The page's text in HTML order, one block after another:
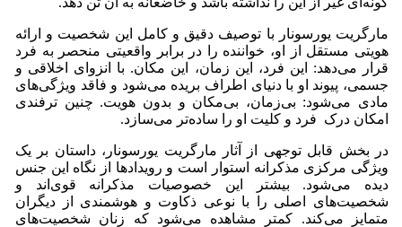
مارگریت یورسونار با توصیف دقیق و کامل این شخصیت و ارائه
هویتی مستقل از او، خواننده را در برابر واقعیتی منحصر به فرد
قرار می‌دهد: این فرد، این زمان، این مکان. با انزوای اخلاقی و
جسمی، پیوند او با دنیای اطراف بریده می‌شود و فاقد ویژگی‌های
مادی می‌شود: بی‌زمان، بی‌مکان و بدون هویت. چنین ترفندی
امکان درک فرد و کلیت او را ساده‌تر می‌سازد.
در بخش قابل توجهی از آثار مارگریت یورسونار، داستان بر یک
ویژگی مرکزی مذکرانه استوار است و رویدادها از نگاه این جنس
دیده می‌شود. بیشتر این خصوصیات مذکرانه قوی‌اند و
شخصیت‌های اصلی را با نوعی ذکاوت و هوشمندی از دیگران
متمایز می‌کند. کمتر مشاهده می‌شود که زنان شخصیت‌های